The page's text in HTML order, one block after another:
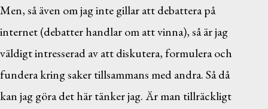
Men, så även om jag inte gillar att debattera på
internet (debatter handlar om att vinna), så är jag
väldigt intresserad av att diskutera, formulera och
fundera kring saker tillsammans med andra. Så då
kan jag göra det här tänker jag. Är man tillräckligt